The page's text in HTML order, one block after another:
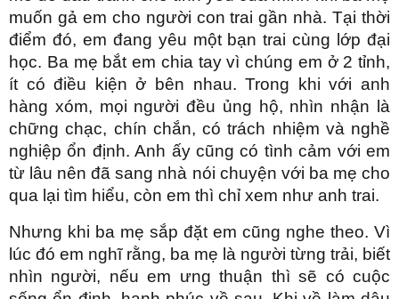
muốn gả em cho người con trai gần nhà. Tại thời
điểm đó, em đang yêu một bạn trai cùng lớp đại
học. Ba mẹ bắt em chia tay vì chúng em ở 2 tỉnh,
ít có điều kiện ở bên nhau. Trong khi với anh
hàng xóm, mọi người đều ủng hộ, nhìn nhận là
chững chạc, chín chắn, có trách nhiệm và nghề
nghiệp ổn định. Anh ấy cũng có tình cảm với em
từ lâu nên đã sang nhà nói chuyện với ba mẹ cho
qua lại tìm hiểu, còn em thì chỉ xem như anh trai.
Nhưng khi ba mẹ sắp đặt em cũng nghe theo. Vì
lúc đó em nghĩ rằng, ba mẹ là người từng trải, biết
nhìn người, nếu em ưng thuận thì sẽ có cuộc